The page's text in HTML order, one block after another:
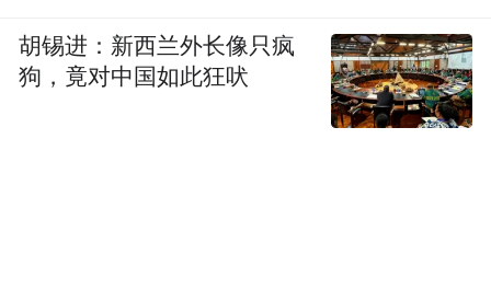
胡锡进：新西兰外长像只疯
狗，竟对中国如此狂吠